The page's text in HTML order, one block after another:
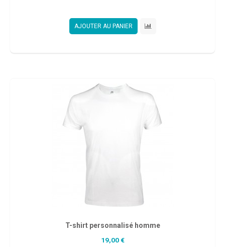
AJOUTER AU PANIER
T-shirt personnalisé homme
19,00 €